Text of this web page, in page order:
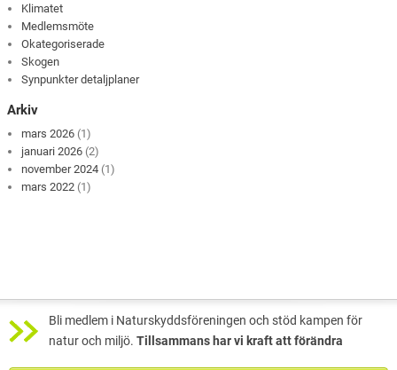
Klimatet
Medlemsmöte
Okategoriserade
Skogen
Synpunkter detaljplaner
Arkiv
mars 2026 (1)
januari 2026 (2)
november 2024 (1)
mars 2022 (1)
Bli medlem i Naturskyddsföreningen och stöd kampen för
natur och miljö. Tillsammans har vi kraft att förändra